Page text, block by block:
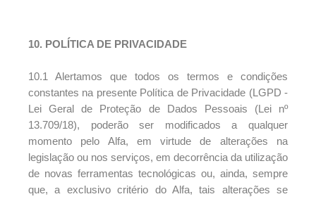
10. POLÍTICA DE PRIVACIDADE
10.1 Alertamos que todos os termos e condições
constantes na presente Política de Privacidade (LGPD -
Lei Geral de Proteção de Dados Pessoais (Lei nº
13.709/18), poderão ser modificados a qualquer
momento pelo Alfa, em virtude de alterações na
legislação ou nos serviços, em decorrência da utilização
de novas ferramentas tecnológicas ou, ainda, sempre
que, a exclusivo critério do Alfa, tais alterações se